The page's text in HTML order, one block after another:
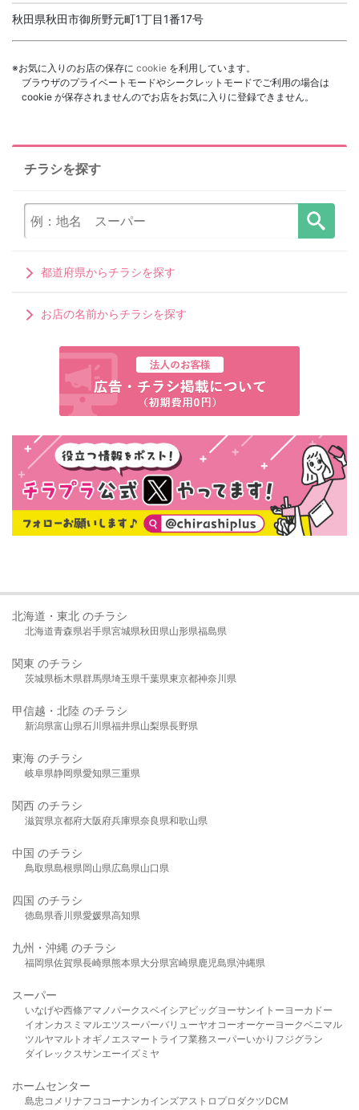
秋田県秋田市御所野元町1丁目1番17号
※お気に入りのお店の保存に cookie を利用しています。
ブラウザのプライベートモードやシークレットモードでご利用の場合は
cookie が保存されませんのでお店をお気に入りに登録できません。
チラシを探す
都道府県からチラシを探す
お店の名前からチラシを探す
北海道・東北 のチラシ
北海道青森県岩手県宮城県秋田県山形県福島県
関東 のチラシ
茨城県栃木県群馬県埼玉県千葉県東京都神奈川県
甲信越・北陸 のチラシ
新潟県富山県石川県福井県山梨県長野県
東海 のチラシ
岐阜県静岡県愛知県三重県
関西 のチラシ
滋賀県京都府大阪府兵庫県奈良県和歌山県
中国 のチラシ
鳥取県島根県岡山県広島県山口県
四国 のチラシ
徳島県香川県愛媛県高知県
九州・沖縄 のチラシ
福岡県佐賀県長崎県熊本県大分県宮崎県鹿児島県沖縄県
スーパー
いなげや西條アマノパークスベイシア ビッグヨーサンイトーヨーカドー
イオンカスミ マルエツスーパーバリューヤオコーオーケー ヨークベニマル
ツルヤマルト オギノ エスマート ライフ業務スーパーいかり フジグラン
ダイレックスサンエーイズミヤ
ホームセンター
島忠 コメリ ナフコ コーナンカインズアストロプロダクツDCM